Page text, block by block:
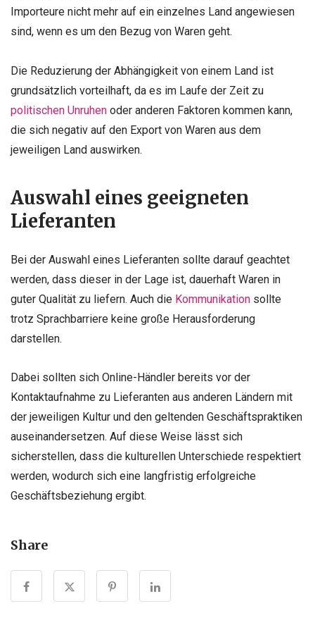
Importeure nicht mehr auf ein einzelnes Land angewiesen
sind, wenn es um den Bezug von Waren geht.
Die Reduzierung der Abhängigkeit von einem Land ist
grundsätzlich vorteilhaft, da es im Laufe der Zeit zu
politischen Unruhen oder anderen Faktoren kommen kann,
die sich negativ auf den Export von Waren aus dem
jeweiligen Land auswirken.
Auswahl eines geeigneten
Lieferanten
Bei der Auswahl eines Lieferanten sollte darauf geachtet
werden, dass dieser in der Lage ist, dauerhaft Waren in
guter Qualität zu liefern. Auch die Kommunikation sollte
trotz Sprachbarriere keine große Herausforderung
darstellen.
Dabei sollten sich Online-Händler bereits vor der
Kontaktaufnahme zu Lieferanten aus anderen Ländern mit
der jeweiligen Kultur und den geltenden Geschäftspraktiken
auseinandersetzen. Auf diese Weise lässt sich
sicherstellen, dass die kulturellen Unterschiede respektiert
werden, wodurch sich eine langfristig erfolgreiche
Geschäftsbeziehung ergibt.
Share